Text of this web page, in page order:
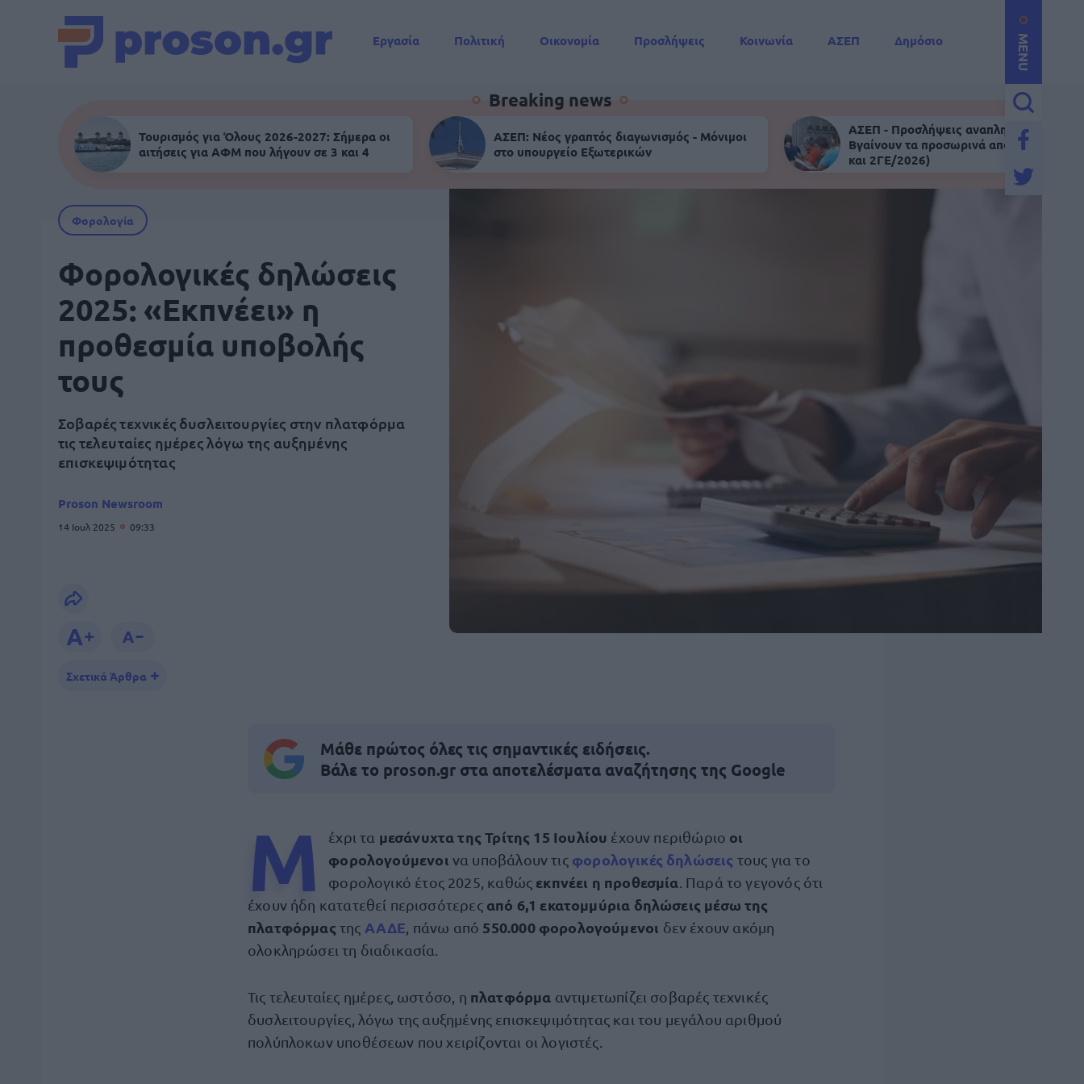
MENU
Εργασία Πολιτική Οικονομία Προσλήψεις Κοινωνία ΑΣΕΠ
Δημόσιο
Breaking news
Τουρισμός για Όλους 2026-2027: Σήμερα οι
αιτήσεις για ΑΦΜ που λήγουν σε 3 και 4
ΑΣΕΠ: Νέος γραπτός διαγωνισμός - Μόνιμοι
στο υπουργείο Εξωτερικών
ΑΣΕΠ - Προσλήψεις αναπληρωτών:
Βγαίνουν τα προσωρινά αποτελέσματα
και 2ΓΕ/2026)
Φορολογία
Φορολογικές δηλώσεις
2025: «Εκπνέει» η
προθεσμία υποβολής
τους
Σοβαρές τεχνικές δυσλειτουργίες στην πλατφόρμα
τις τελευταίες ημέρες λόγω της αυξημένης
επισκεψιμότητας
Proson Newsroom
14 Ιουλ 2025 09:33
Σχετικά Άρθρα
Μάθε πρώτος όλες τις σημαντικές ειδήσεις.
Βάλε το proson.gr στα αποτελέσματα αναζήτησης της Google
Μ έχρι τα μεσάνυχτα της Τρίτης 15 Ιουλίου έχουν περιθώριο οι
φορολογούμενοι να υποβάλουν τις φορολογικές δηλώσεις τους για το
φορολογικό έτος 2025, καθώς εκπνέει η προθεσμία . Παρά το γεγονός ότι
έχουν ήδη κατατεθεί περισσότερες από 6,1 εκατομμύρια δηλώσεις μέσω της
πλατφόρμας της ΑΑΔΕ , πάνω από 550.000 φορολογούμενοι δεν έχουν ακόμη
ολοκληρώσει τη διαδικασία.
Τις τελευταίες ημέρες, ωστόσο, η πλατφόρμα αντιμετωπίζει σοβαρές τεχνικές
δυσλειτουργίες, λόγω της αυξημένης επισκεψιμότητας και του μεγάλου αριθμού
πολύπλοκων υποθέσεων που χειρίζονται οι λογιστές.